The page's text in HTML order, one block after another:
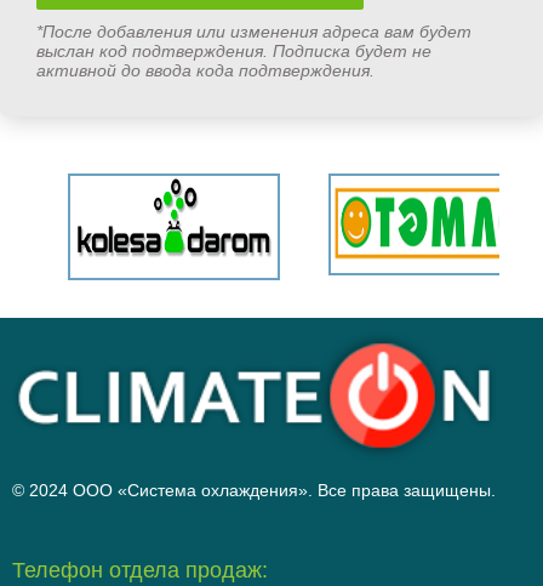
*После добавления или изменения адреса вам будет
выслан код подтверждения. Подписка будет не
активной до ввода кода подтверждения.
© 2024 ООО «Система охлаждения». Все права защищены.
Телефон отдела продаж: